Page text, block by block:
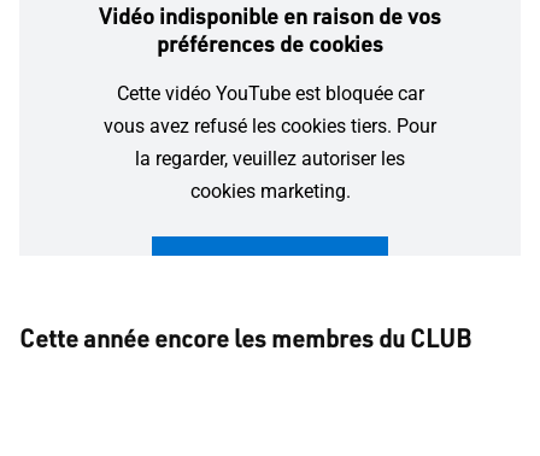
Vidéo indisponible en raison de vos
préférences de cookies
Cette vidéo YouTube est bloquée car
vous avez refusé les cookies tiers. Pour
la regarder, veuillez autoriser les
cookies marketing.
Gérer les paramètres des cookies
Cette année encore les membres du CLUB